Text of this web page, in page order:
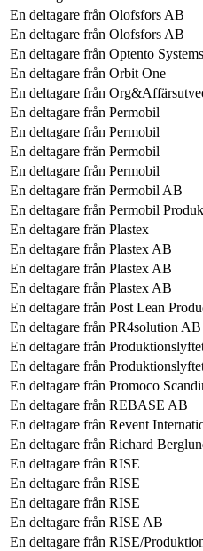
En deltagare från Olofsfors AB
En deltagare från Olofsfors AB
En deltagare från Optento Systems
En deltagare från Orbit One
En deltagare från
En deltagare från Permobil
En deltagare från Permobil
En deltagare från Permobil
En deltagare från Permobil
En deltagare från Permobil AB
En deltagare från Permobil
En deltagare från Plastex
En deltagare från Plastex AB
En deltagare från Plastex AB
En deltagare från Plastex AB
En deltagare från Post Lean
En deltagare från PR4solution AB
En deltagare från
En deltagare från
En deltagare från Promoco
En deltagare från REBASE AB
En deltagare från Revent
En deltagare från Richard
En deltagare från RISE
En deltagare från RISE
En deltagare från RISE
En deltagare från RISE AB
En deltagare från RISE/